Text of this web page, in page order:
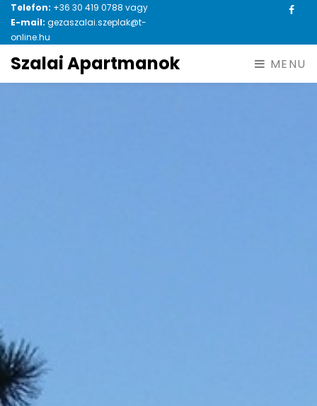
Telefon: +36 30 419 0788 vagy
E-mail: gezaszalai.szeplak@t-
online.hu
Szalai Apartmanok MENU